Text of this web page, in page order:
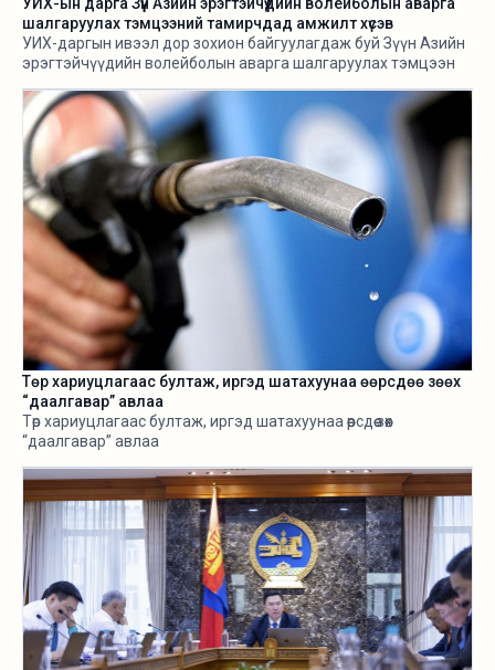
шалгаруулах тэмцээний тамирчдад амжилт хүсэв
УИХ-даргын ивээл дор зохион байгуулагдаж буй Зүүн Азийн
эрэгтэйчүүдийн волейболын аварга шалгаруулах тэмцээн
Төр хариуцлагаас бултаж, иргэд шатахуунаа өөрсдөө зөөх
“даалгавар” авлаа
Төр хариуцлагаас бултаж, иргэд шатахуунаа өөрсдөө зөөх
“даалгавар” авлаа